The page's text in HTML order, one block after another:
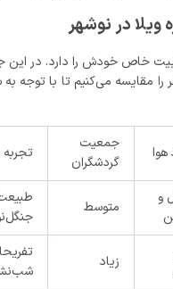
ویلا در نوشهر
خاص خودش را دارد. در این
را مقایسه می‌کنیم تا با توجه
جمعیت
گردشگران
و
متوسط
زیاد